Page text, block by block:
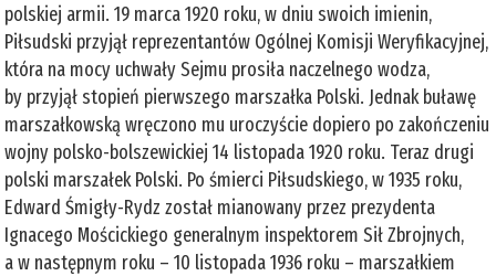
polskiej armii. 19 marca 1920 roku, w dniu swoich imienin,
Piłsudski przyjął reprezentantów Ogólnej Komisji Weryfikacyjnej,
która na mocy uchwały Sejmu prosiła naczelnego wodza,
by przyjął stopień pierwszego marszałka Polski. Jednak buławę
marszałkowską wręczono mu uroczyście dopiero po zakończeniu
wojny polsko-bolszewickiej 14 listopada 1920 roku. Teraz drugi
polski marszałek Polski. Po śmierci Piłsudskiego, w 1935 roku,
Edward Śmigły-Rydz został mianowany przez prezydenta
Ignacego Mościckiego generalnym inspektorem Sił Zbrojnych,
a w następnym roku – 10 listopada 1936 roku – marszałkiem